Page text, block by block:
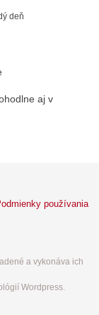
deň
aj v
používania
a vykonáva ich
Wordpress.